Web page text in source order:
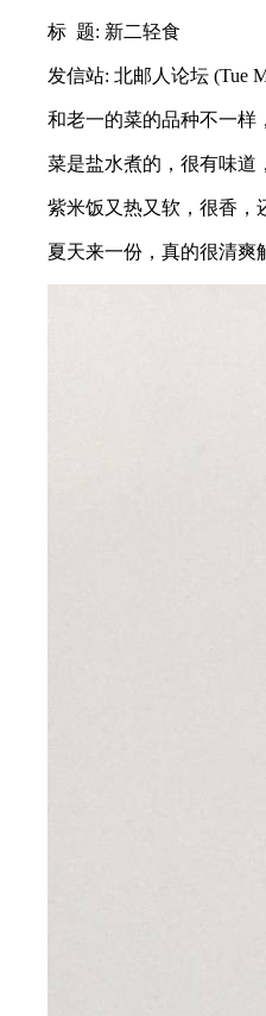
标 题: 新二轻食
发信站: 北邮人论坛 (Tue
和老一的菜的品种不一样
菜是盐水煮的，很有味道
紫米饭又热又软，很香，
夏天来一份，真的很清爽